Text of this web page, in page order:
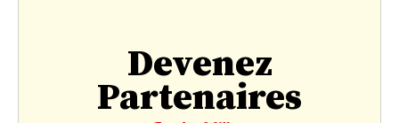
Devenez
Partenaires